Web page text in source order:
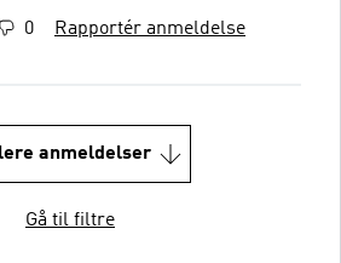
0 Rapportér anmeldelse
anmeldelser
Gå til filtre